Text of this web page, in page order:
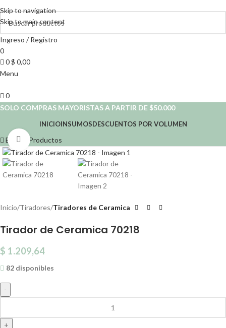
Skip to navigation
Skip to main content
Ingreso / Registro
0
0$ 0,00
Menu
0
SOLO COMPRAS MAYORISTAS A PARTIR DE $50.000
INICIOINSUMOSDESCUENTOS POR VOLUMEN
Buscar Productos
Click to enlarge
Inicio Tiradores Tiradores de Ceramica
Tirador de Ceramica 70218
$ 1.209,64
82 disponibles